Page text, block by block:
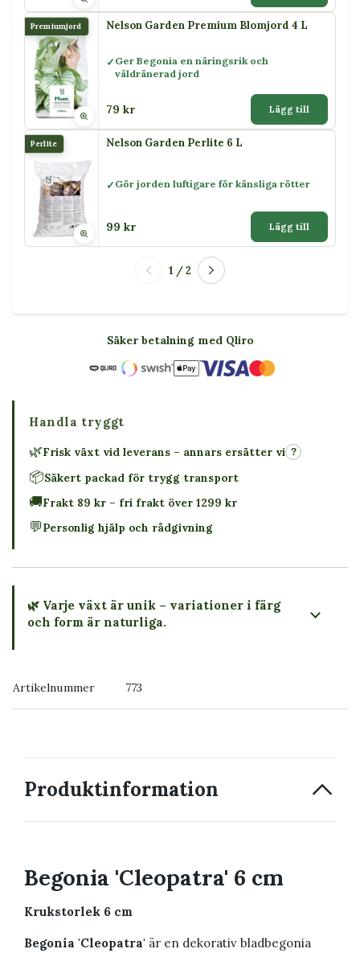
Premiumjord Nelson Garden Premium Blomjord 4 L
Ger Begonia en näringsrik och
väldränerad jord
79 kr Lägg till
Perlite Nelson Garden Perlite 6 L
Gör jorden luftigare för känsliga rötter
99 kr Lägg till
1 / 2
Säker betalning med Qliro
Handla tryggt
🌿Frisk växt vid leverans – annars ersätter vi ?
📦Säkert packad för trygg transport
🚚Frakt 89 kr – fri frakt över 1299 kr
💬Personlig hjälp och rådgivning
🌿 Varje växt är unik – variationer i färg
och form är naturliga.
Artikelnummer 773
Produktinformation
Begonia 'Cleopatra' 6 cm
Krukstorlek 6 cm
Begonia 'Cleopatra' är en dekorativ bladbegonia